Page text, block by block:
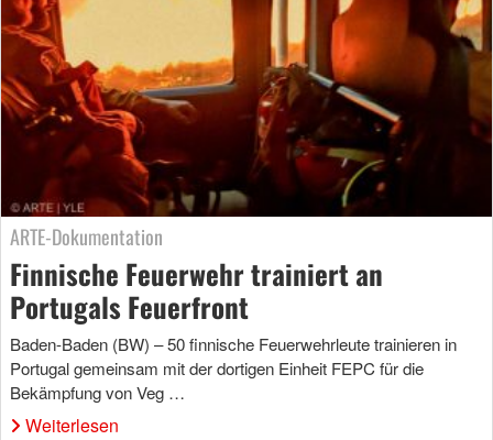
ARTE-Dokumentation
Finnische Feuerwehr trainiert an
Portugals Feuerfront
Baden-Baden (BW) – 50 finnische Feuerwehrleute trainieren in
Portugal gemeinsam mit der dortigen Einheit FEPC für die
Bekämpfung von Veg …
Weiterlesen